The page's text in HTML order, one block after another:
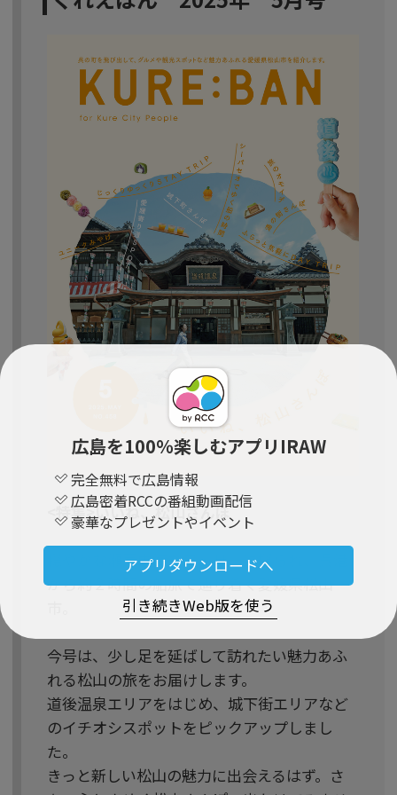
広島を100％楽しむアプリIRAW
完全無料で広島情報
広島密着RCCの番組動画配信
豪華なプレゼントやイベント
アプリダウンロードへ
引き続きWeb版を使う
<特集>いいね、松山さんぽ
穏やかな瀬戸内海をフェリーに揺られ、呉港
から約２時間の船旅で辿り着く愛媛県松山
今号は、少し足を延ばして訪れたい魅力あふ
れる松山の旅をお届けします。
道後温泉エリアをはじめ、城下街エリアなど
のイチオシスポットをピックアップしまし
た。
きっと新しい松山の魅力に出会えるはず。さ